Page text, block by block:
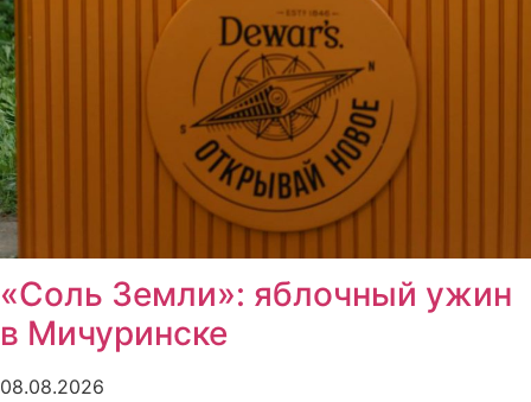
«Соль Земли»: яблочный ужин
в Мичуринске
08.08.2026